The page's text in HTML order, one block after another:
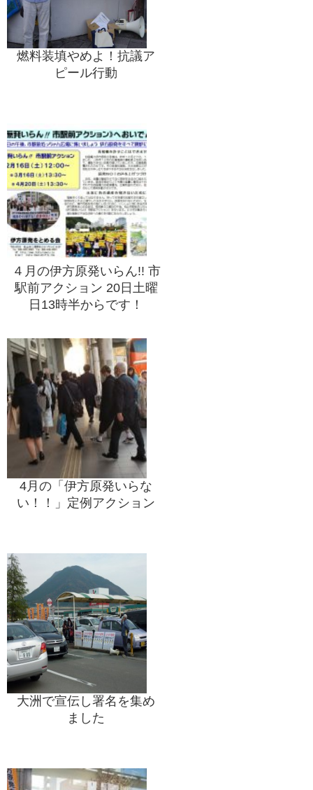
燃料装填やめよ！抗議ア
ピール行動
４月の伊方原発いらん!! 市
駅前アクション 20日土曜
日13時半からです！
4月の「伊方原発いらな
い！！」定例アクション
大洲で宣伝し署名を集め
ました